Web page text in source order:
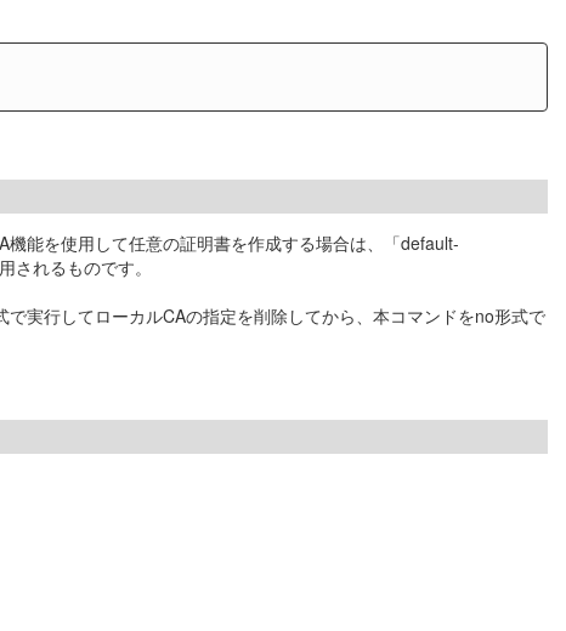
能を使用して任意の証明書を作成する場合は、「default-
れるものです。
で実行してローカルCAの指定を削除してから、本コマンドをno形式で